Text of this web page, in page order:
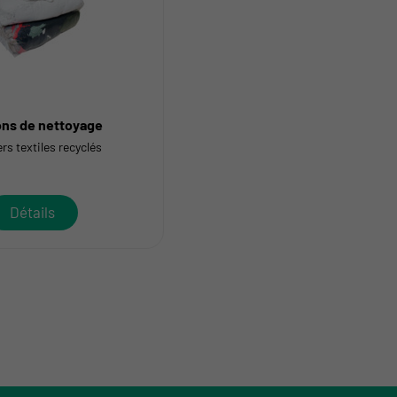
de nettoyage
textiles recyclés
Détails